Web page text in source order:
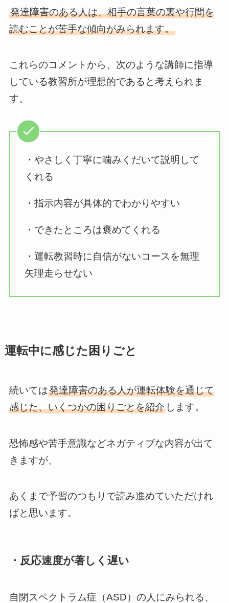
発達障害のある人は、相手の言葉の裏や行間を
読むことが苦手な傾向がみられます。
これらのコメントから、次のような講師に指導
している教習所が理想的であると考えられま
す。
・やさしく丁寧に噛みくだいて説明して
くれる
・指示内容が具体的でわかりやすい
・できたところは褒めてくれる
・運転教習時に自信がないコースを無理
矢理走らせない
運転中に感じた困りごと
続いては発達障害のある人が運転体験を通じて
感じた、いくつかの困りごとを紹介します。
恐怖感や苦手意識などネガティブな内容が出て
きますが、
あくまで予習のつもりで読み進めていただけれ
ばと思います。
・反応速度が著しく遅い
自閉スペクトラム症（ASD）の人にみられる、